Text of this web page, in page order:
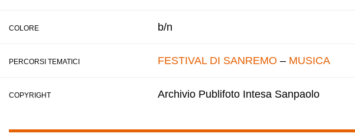
COLORE b/n
PERCORSI TEMATICI FESTIVAL DI SANREMO – MUSICA
COPYRIGHT Archivio Publifoto Intesa Sanpaolo